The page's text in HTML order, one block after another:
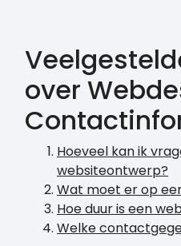
over
Hoeveel kan ik
websiteontwerp?
Wat moet er op
Hoe duur is een
Welke